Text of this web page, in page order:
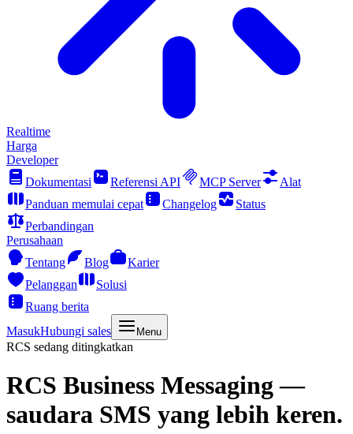
Realtime
Harga
Developer
Dokumentasi
Referensi API MCP Server
Alat
Panduan memulai cepat
Changelog
Status
Perbandingan
Perusahaan
Tentang
Blog
Karier
Pelanggan
Solusi
Ruang berita
MasukHubungi sales Menu
RCS sedang ditingkatkan
RCS Business Messaging—
saudara SMS yang lebih keren.